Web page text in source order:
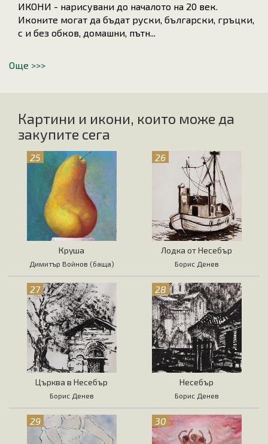
ИКОНИ - нарисувани до началото на 20 век.
Иконите могат да бъдат руски, български, гръцки,
с и без обков, домашни, пътн...
Още >>>
Картини и икони, които може да
закупите сега
25
Круша
Димитър Войнов (баща)
26
Лодка от Несебър
Борис Денев
27
Църква в Несебър
Борис Денев
28
Несебър
Борис Денев
29 30